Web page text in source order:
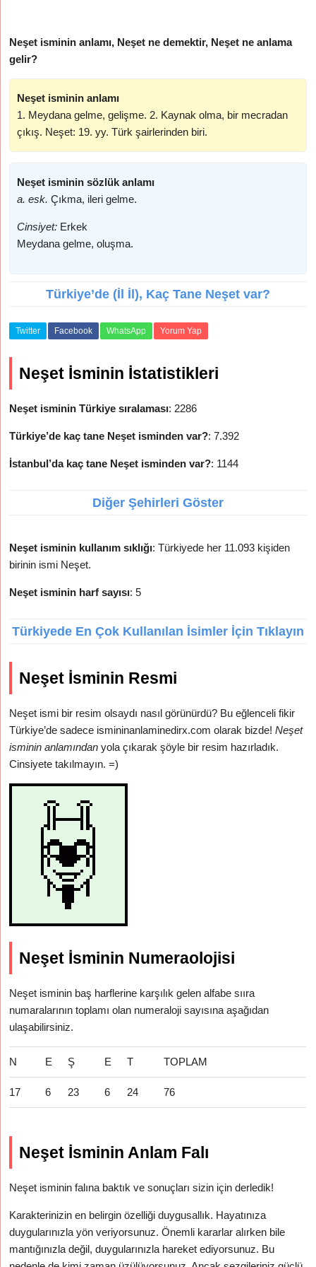
Neşet isminin anlamı, Neşet ne demektir, Neşet ne anlama
gelir?
Neşet isminin anlamı
1. Meydana gelme, gelişme. 2. Kaynak olma, bir mecradan
çıkış. Neşet: 19. yy. Türk şairlerinden biri.
Neşet isminin sözlük anlamı
a. esk. Çıkma, ileri gelme.
Cinsiyet: Erkek
Meydana gelme, oluşma.
Türkiye’de (İl İl), Kaç Tane Neşet var?
Twitter Facebook WhatsApp Yorum Yap
Neşet İsminin İstatistikleri
Neşet isminin Türkiye sıralaması: 2286
Türkiye’de kaç tane Neşet isminden var?: 7.392
İstanbul’da kaç tane Neşet isminden var?: 1144
Diğer Şehirleri Göster
Neşet isminin kullanım sıklığı: Türkiyede her 11.093 kişiden
birinin ismi Neşet.
Neşet isminin harf sayısı: 5
Türkiyede En Çok Kullanılan İsimler İçin Tıklayın
Neşet İsminin Resmi
Neşet ismi bir resim olsaydı nasıl görünürdü? Bu eğlenceli fikir
Türkiye’de sadece ismininanlaminedirx.com olarak bizde!Neşet
isminin anlamından yola çıkarak şöyle bir resim hazırladık.
Cinsiyete takılmayın. =)
Neşet İsminin Numeraolojisi
Neşet isminin baş harflerine karşılık gelen alfabe sııra
numaralarının toplamı olan numeraloji sayısına aşağıdan
ulaşabilirsiniz.
N E Ş E T TOPLAM
17 6 23 6 24 76
Neşet İsminin Anlam Falı
Neşet isminin falına baktık ve sonuçları sizin için derledik!
Karakterinizin en belirgin özelliği duygusallık. Hayatınıza
duygularınızla yön veriyorsunuz. Önemli kararlar alırken bile
mantığınızla değil, duygularınızla hareket ediyorsunuz. Bu